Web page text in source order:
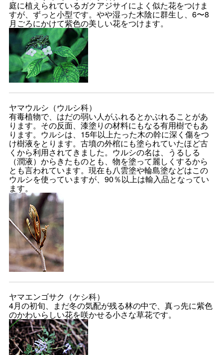
庭に植えられているガクアジサイによく似た花をつけま
すが、ずっと小型です。やや湿った木陰に群生し、6〜8
月ごろにかけて紫色の美しい花をつけます。
ヤマウルシ（ウルシ科）
有毒植物で、はだの弱い人がふれるとかぶれることがあ
ります。その反面、漆塗りの材料にもなる有用樹でもあ
ります。ウルシは、15年以上たった木の幹に深く傷をつ
け樹液をとります。古墳の外棺にも塗られていたほど古
くから利用されてきました。ウルシの名は、うるしる
（潤液）からきたものとも、物を塗って麗しくするから
とも言われています。現在も八雲塗や輪島塗などはこの
ウルシを使っていますが、90％以上は輸入品となってい
ます。
ヤマエンゴサク（ケシ科）
4月の初旬、まだ冬の気配が残る林の中で、真っ先に紫色
のかわいらしい花を咲かせる小さな草花です。